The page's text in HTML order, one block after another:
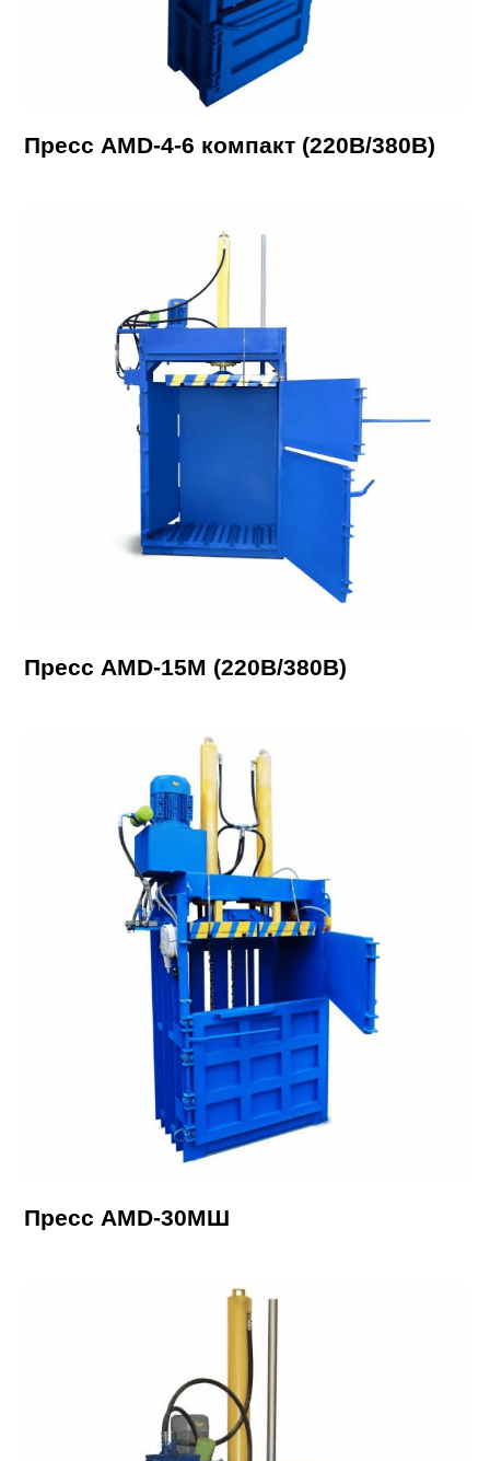
Пресс AMD-4-6 компакт (220В/380В)
Пресс AMD-15М (220В/380В)
Пресс AMD-30МШ